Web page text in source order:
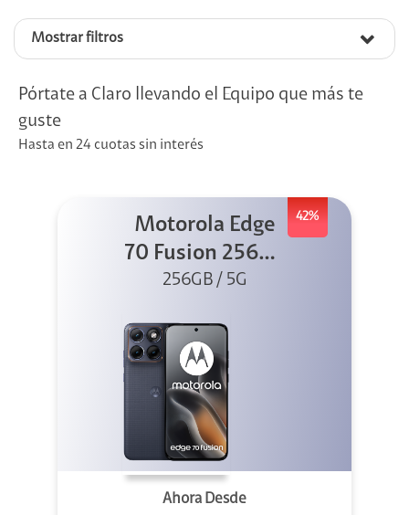
Mostrar filtros
Pórtate a Claro llevando el Equipo que más te
guste
Hasta en 24 cuotas sin interés
42%
Motorola Edge
70 Fusion 256GB
Azul
256GB / 5G
Ahora Desde